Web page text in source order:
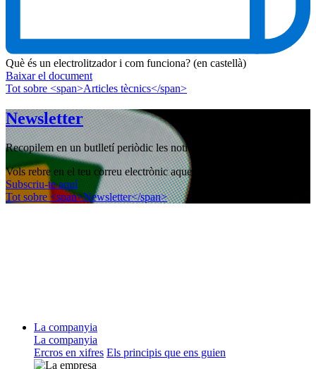
Què és un electrolitzador i com funciona? (en castellà)
Baixar el document
Tot sobre <span>Articles tècnics</span>
Newsletter
Recopilem en un butlletí periòdic les notícies que hem publicat.
Vols rebre en el teu correu electrònic aquest butlletí informatiu?
Subscriu-te aquí
Tot sobre <span>Newsletter</span>
La companyia
La companyia
Ercros en xifres Els principis que ens guien